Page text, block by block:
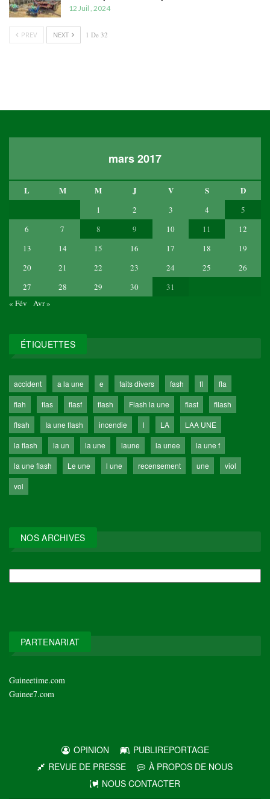
12 Juil , 2024
PREV NEXT 1 De 32
mars 2017
L M M J V S D
1 2 3 4
5
6
7 8 9 10 11
12
13
14 15 16 17 18
19
20
21 22 23 24 25
26
27
28 29 30
31
« Fév
Avr »
ÉTIQUETTES
accident a la une e faits divers fash fl
fla
flah
flas flasf flash Flash la une flast
fllash
flsah
Ia une flash incendie l LA
LAA UNE
la flash
la un la une laune la unee
la une f
la une flash
Le une l une recensement une
viol
vol
NOS ARCHIVES
PARTENARIAT
Guineetime.com
Guinee7.com
OPINION
PUBLIREPORTAGE
REVUE DE PRESSE
À PROPOS DE NOUS
NOUS CONTACTER